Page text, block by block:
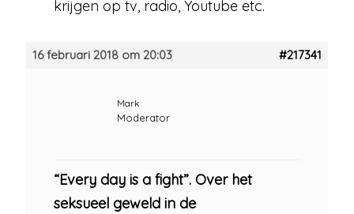
krijgen op tv, radio, Youtube etc.
16 februari 2018 om 20:03 #217341
Mark
Moderator
“Every day is a fight”. Over het
seksueel geweld in de